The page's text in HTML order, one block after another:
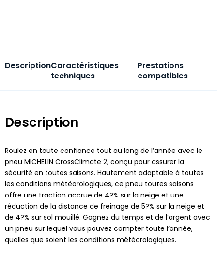
DescriptionCaractéristiques
techniques
Prestations
compatibles
Description
Roulez en toute confiance tout au long de l’année avec le
pneu MICHELIN CrossClimate 2, conçu pour assurer la
sécurité en toutes saisons. Hautement adaptable à toutes
les conditions météorologiques, ce pneu toutes saisons
offre une traction accrue de 4?% sur la neige et une
réduction de la distance de freinage de 5?% sur la neige et
de 4?% sur sol mouillé. Gagnez du temps et de l’argent avec
un pneu sur lequel vous pouvez compter toute l’année,
quelles que soient les conditions météorologiques.